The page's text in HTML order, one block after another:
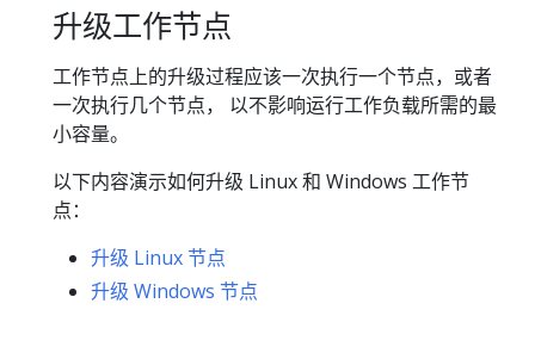
升级工作节点
工作节点上的升级过程应该一次执行一个节点，或者
一次执行几个节点， 以不影响运行工作负载所需的最
小容量。
以下内容演示如何升级 Linux 和 Windows 工作节
点：
升级 Linux 节点
升级 Windows 节点